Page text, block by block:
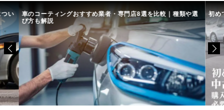
い 車のコーティングおすすめ業者・専門店8選を比較｜種類や選
び方も解説
初め